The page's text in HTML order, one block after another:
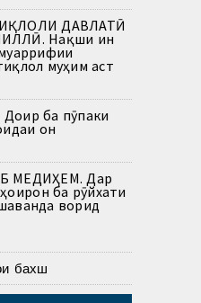
ДАВЛАТӢ
Нақши ин
муҳим аст
ба пӯпаки
он
МЕДИҲЕМ. Дар
ба рӯйхати
ворид
бахш